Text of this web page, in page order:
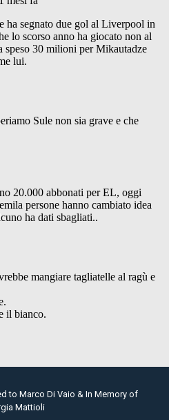
to Marco Di Vaio & In Memory of
Mattioli